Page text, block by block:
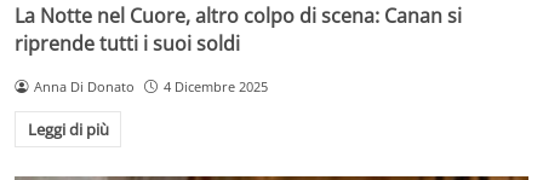
La Notte nel Cuore, altro colpo di scena: Canan si
riprende tutti i suoi soldi
Anna Di Donato 4 Dicembre 2025
Leggi di più